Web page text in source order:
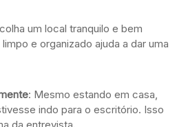
um local tranquilo e bem
e organizado ajuda a dar uma
: Mesmo estando em casa,
indo para o escritório. Isso
da entrevista.